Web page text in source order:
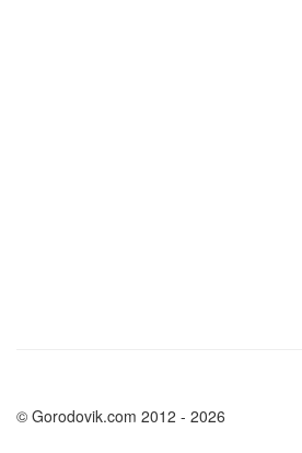
© Gorodovik.com 2012 - 2026